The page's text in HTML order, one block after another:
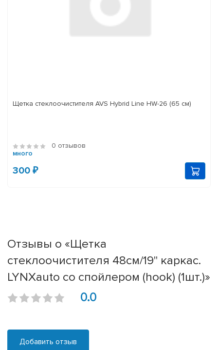
Щетка стеклоочистителя AVS Hybrid Line HW-26 (65 см)
0 отзывов
много
300 ₽
Отзывы о «Щетка
стеклоочистителя 48см/19'' каркас.
LYNXauto со спойлером (hook) (1шт.)»
0.0
Добавить отзыв